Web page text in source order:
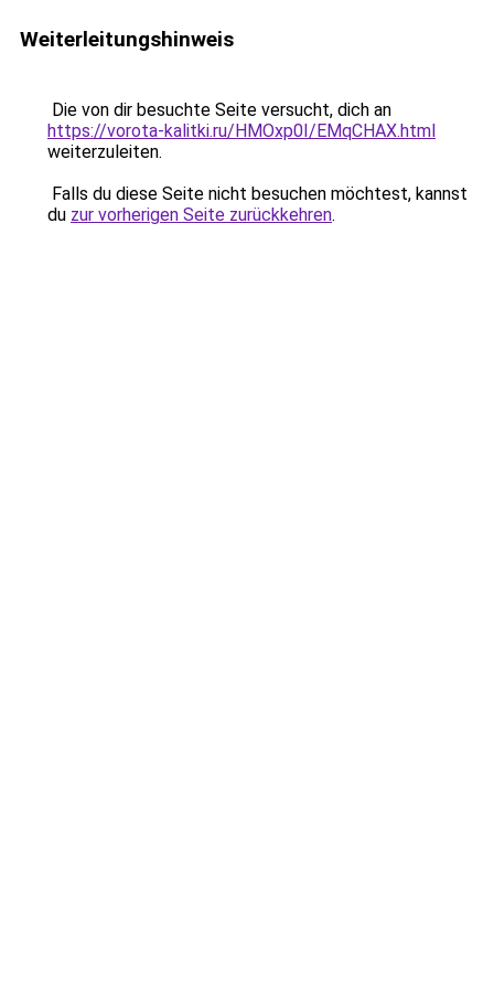
Weiterleitungshinweis
Die von dir besuchte Seite versucht, dich an
https://vorota-kalitki.ru/HMOxp0I/EMqCHAX.html
weiterzuleiten.
Falls du diese Seite nicht besuchen möchtest, kannst
du zur vorherigen Seite zurückkehren.